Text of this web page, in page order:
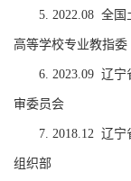
5. 2022.08 全国
高等学校专业教指委
6. 2023 .09 辽宁
审委员会
7. 2018.12 辽宁
组织部